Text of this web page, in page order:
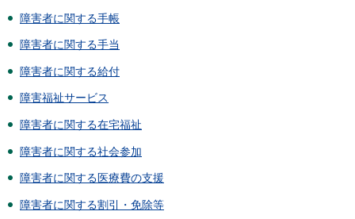
障害者に関する手帳
障害者に関する手当
障害者に関する給付
障害福祉サービス
障害者に関する在宅福祉
障害者に関する社会参加
障害者に関する医療費の支援
障害者に関する割引・免除等